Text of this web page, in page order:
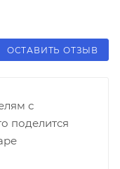
ОСТАВИТЬ ОТЗЫВ
с
поделится